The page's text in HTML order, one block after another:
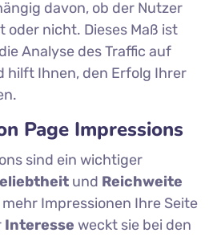
davon, ob der Nutzer
oder nicht. Dieses Maß ist
Analyse des Traffic auf
hilft Ihnen, den Erfolg Ihrer
Page Impressions
sind ein wichtiger
und Reichweite
Impressionen Ihre Seite
Interesse weckt sie bei den